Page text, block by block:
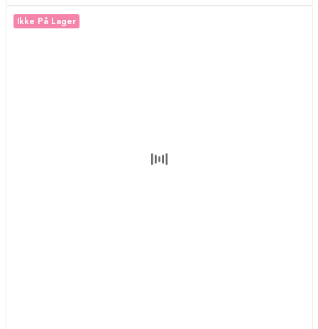
Ikke På Lager